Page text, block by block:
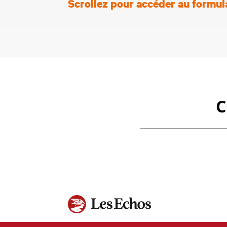
Scrollez pour accéder au